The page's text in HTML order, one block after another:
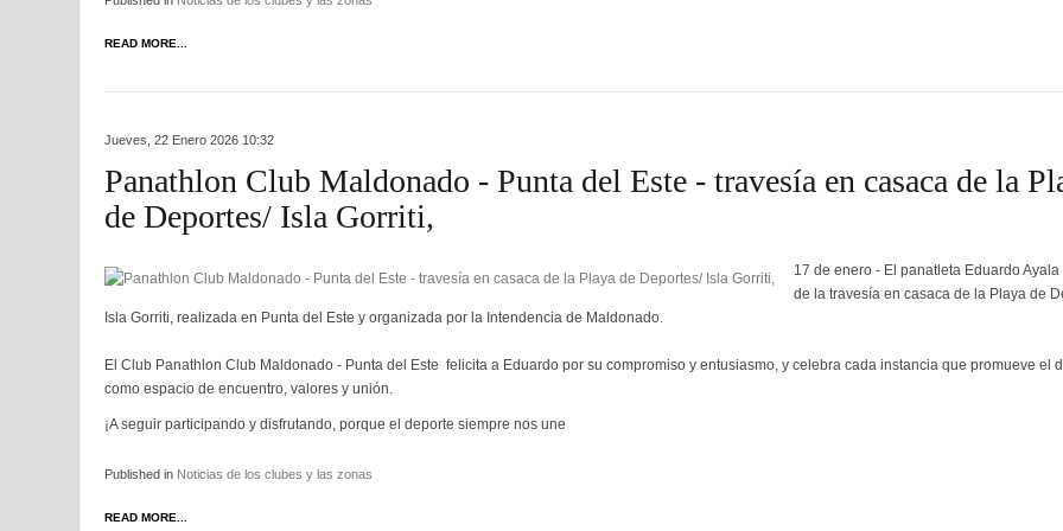
READ MORE...
Jueves, 22 Enero 2026 10:32
Panathlon Club Maldonado - Punta del Este - travesía en casaca de la
de Deportes/ Isla Gorriti,
17 de enero - El panatleta Eduardo
de la travesía en casaca de la Playa de
Isla Gorriti, realizada en Punta del Este y organizada por la Intendencia de Maldonado.
El Club Panathlon Club Maldonado - Punta del Este felicita a Eduardo por su compromiso y entusiasmo, y celebra cada instancia que promueve el
como espacio de encuentro, valores y unión.
¡A seguir participando y disfrutando, porque el deporte siempre nos une
Published in Noticias de los clubes y las zonas
READ MORE...